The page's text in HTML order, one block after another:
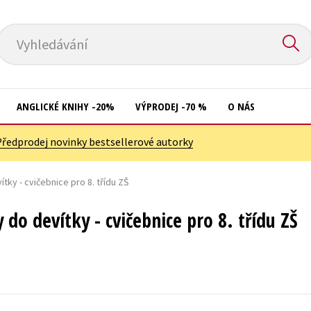
Vyhledávání
Kuchařky
New Adult
Učebnice
ANGLICKÉ KNIHY -20% VÝPRODEJ -70 % O NÁS
novinky bestsellerové autorky
- cvičebnice pro 8. třídu ZŠ
do devítky - cvičebnice pro 8. třídu ZŠ